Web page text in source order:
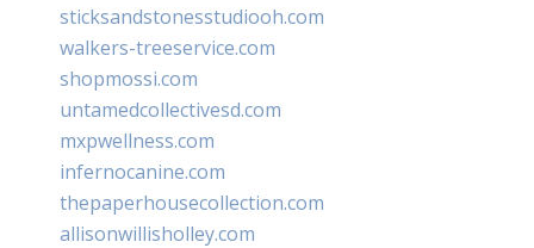
sticksandstonesstudiooh.com
walkers-treeservice.com
shopmossi.com
untamedcollectivesd.com
mxpwellness.com
infernocanine.com
thepaperhousecollection.com
allisonwillisholley.com